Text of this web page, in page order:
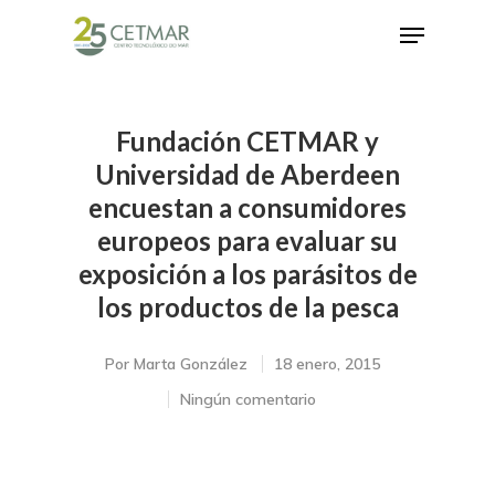
Hit enter to search or ESC to close
Fundación CETMAR y
Universidad de Aberdeen
encuestan a consumidores
europeos para evaluar su
exposición a los parásitos de
los productos de la pesca
Por Marta González
18 enero, 2015
Ningún comentario